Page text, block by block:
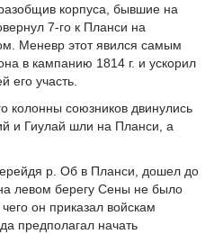
корпуса, бывшие на
7-го к Планси на
Меневр этот явился самым
в кампанию 1814 г. и ускорил
его участь.
колонны союзников двинулись
и Гиулай шли на Планси, а
р. Об в Планси, дошел до
левом берегу Сены не было
он приказал войскам
предполагал начать